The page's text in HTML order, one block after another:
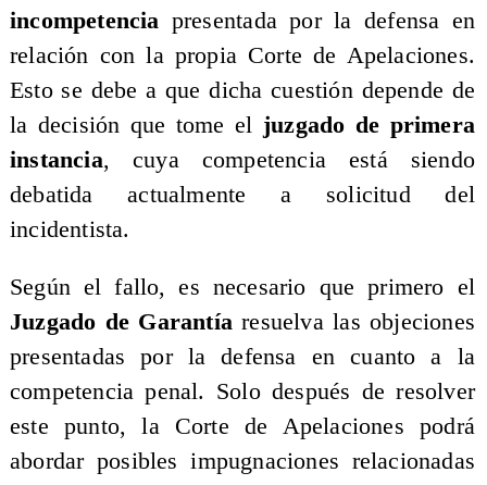
incompetencia presentada por la defensa en
relación con la propia Corte de Apelaciones.
Esto se debe a que dicha cuestión depende de
la decisión que tome el juzgado de primera
instancia, cuya competencia está siendo
debatida actualmente a solicitud del
incidentista.
Según el fallo, es necesario que primero el
Juzgado de Garantíaresuelva las objeciones
presentadas por la defensa en cuanto a la
competencia penal. Solo después de resolver
este punto, la Corte de Apelaciones podrá
abordar posibles impugnaciones relacionadas